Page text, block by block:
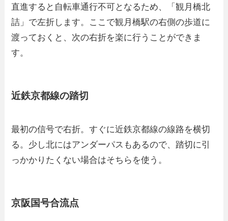
直進すると自転車通行不可となるため、「観月橋北
詰」で左折します。ここで観月橋駅の右側の歩道に
渡っておくと、次の右折を楽に行うことができま
す。
近鉄京都線の踏切
最初の信号で右折。すぐに近鉄京都線の線路を横切
る。少し北にはアンダーパスもあるので、踏切に引
っかかりたくない場合はそちらを使う。
京阪国号合流点